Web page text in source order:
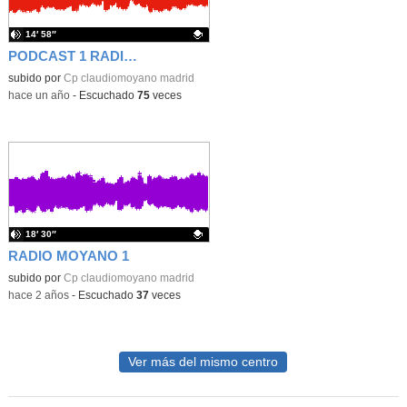
PODCAST 1 RADIO MOYANO 23-24
Contenido educativo.
subido por Cp claudiomoyano madrid
14′ 58″
-hace un año- Escuchado 75veces
RADIO MOYANO 1
Contenido educativo.
subido por Cp claudiomoyano madrid
18′ 30″
-hace 2 años- Escuchado 37 veces
Ver más del mismo centro